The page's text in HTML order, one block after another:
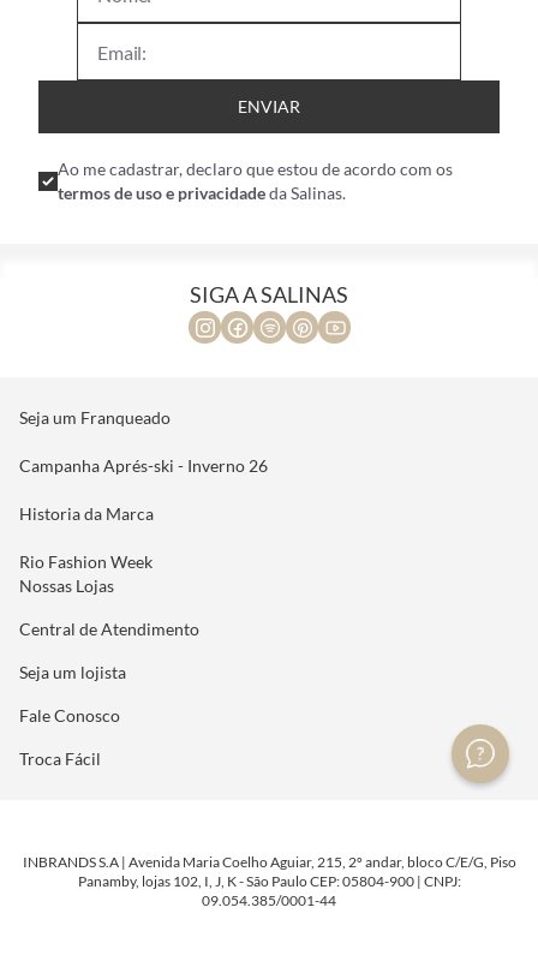
ENVIAR
Ao me cadastrar, declaro que estou de acordo com os
termos de uso e privacidadeda Salinas.
SIGA A SALINAS
Seja um Franqueado
Campanha Aprés-ski - Inverno 26
Historia da Marca
Rio Fashion Week
Nossas Lojas
Central de Atendimento
Seja um lojista
Fale Conosco
Troca Fácil
INBRANDS S.A | Avenida Maria Coelho Aguiar, 215, 2º andar, bloco C/E/G, Piso
Panamby, lojas 102, I, J, K - São Paulo CEP: 05804-900 | CNPJ:
09.054.385/0001-44